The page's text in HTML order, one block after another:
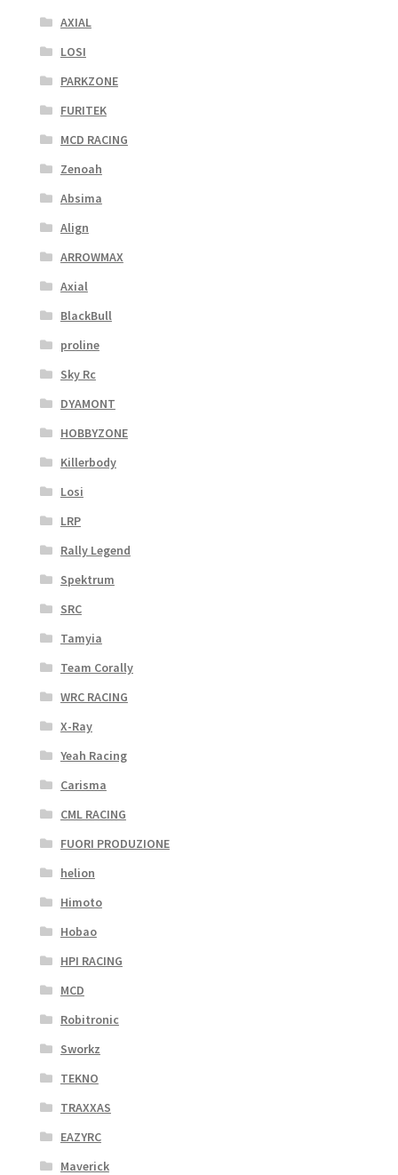
AXIAL
LOSI
PARKZONE
FURITEK
MCD RACING
Zenoah
Absima
Align
ARROWMAX
Axial
BlackBull
proline
Sky Rc
DYAMONT
HOBBYZONE
Killerbody
Losi
LRP
Rally Legend
Spektrum
SRC
Tamyia
Team Corally
WRC RACING
X-Ray
Yeah Racing
Carisma
CML RACING
FUORI PRODUZIONE
helion
Himoto
Hobao
HPI RACING
MCD
Robitronic
Sworkz
TEKNO
TRAXXAS
EAZYRC
Maverick